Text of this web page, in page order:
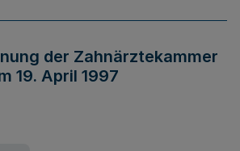
der Zahnärztekammer
19. April 1997